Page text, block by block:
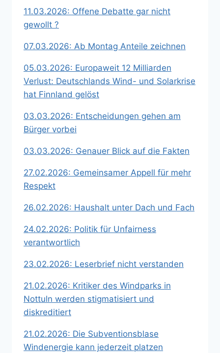
11.03.2026: Offene Debatte gar nicht
gewollt ?
07.03.2026: Ab Montag Anteile zeichnen
05.03.2026: Europaweit 12 Milliarden
Verlust: Deutschlands Wind- und Solarkrise
hat Finnland gelöst
03.03.2026: Entscheidungen gehen am
Bürger vorbei
03.03.2026: Genauer Blick auf die Fakten
27.02.2026: Gemeinsamer Appell für mehr
Respekt
26.02.2026: Haushalt unter Dach und Fach
24.02.2026: Politik für Unfairness
verantwortlich
23.02.2026: Leserbrief nicht verstanden
21.02.2026: Kritiker des Windparks in
Nottuln werden stigmatisiert und
diskreditiert
21.02.2026: Die Subventionsblase
Windenergie kann jederzeit platzen